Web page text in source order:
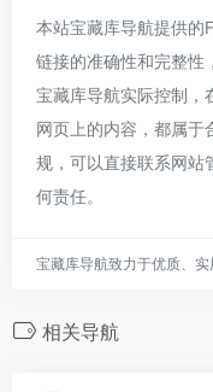
本站宝藏库导航提供的
链接的准确性和完整性
宝藏库导航实际控制
网页上的内容，都属于
规，可以直接联系网站
何责任。
宝藏库导航致力于优质、
相关导航